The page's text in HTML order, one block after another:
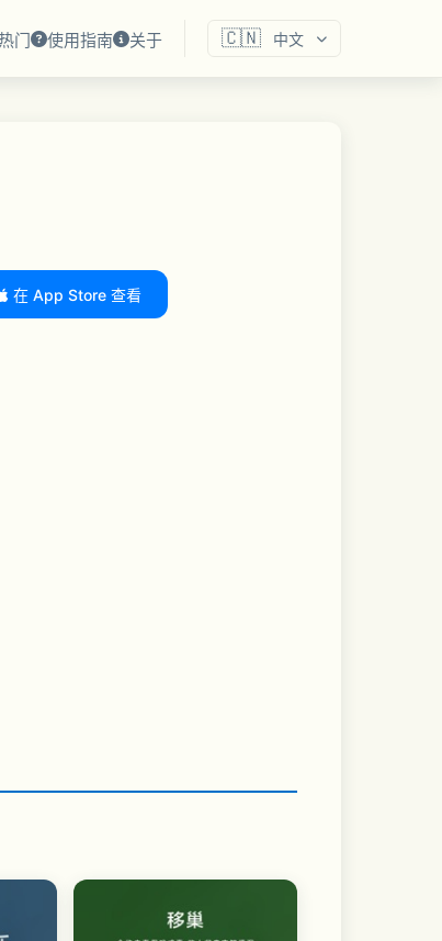
门 使用指南 关于 🇨🇳 中文
在 App Store 查看